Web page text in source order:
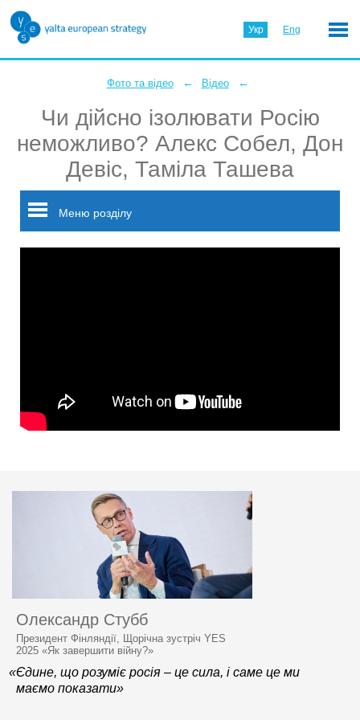
Укр Eng
Фото та відео ← Відео ←
Чи дійсно ізолювати Росію
неможливо? Алекс Собел, Дон
Девіс, Таміла Ташева
Меню розділу
Олександр Стубб
Президент Фінляндії, Щорічна зустріч YES
2025 «Як завершити війну?»
«Єдине, що розуміє росія – це сила, і саме це ми
маємо показати»